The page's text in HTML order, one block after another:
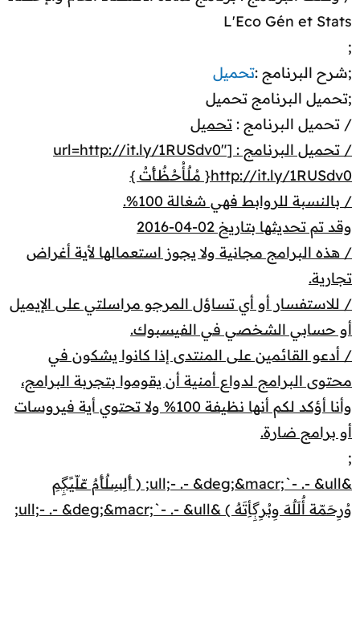
L'Eco Gén et Stats
;
;شرح البرنامج :تحميل
;تحميل البرنامج تحميل
/ تحميل البرنامج : تحميل
/ تحميل البرنامج : [url=http://it.ly/1RUSdv0"
http://it.ly/1RUSdv0{ مُـلٌأُحُـظٌـأًتُ }
/ بالنسبة للروابط فهي شغالة 100%.
وقد تم تحديثها بتاريخ 02-04-2016
/ هذه البرامج مجانية ولا يجوز استعمالها لأية أغراض
تجارية.
/ للاستفسار أو أي تساؤل المرجو مراسلتي على الإيميل
أو حسابي الشخصي في الفيسبوك.
/ أدعو القائمين على المنتدى إذا كانوا يشكون في
محتوى البرامج لدواع أمنية أن يقوموا بتجربة البرامج،
وأنا أؤكد لكم أنها نظيفة 100% ولا تحتوي أية فيروسات
أو برامج ضارة.
;
&ull;- .- &deg;&macr;`- .- &ull; ( أًلِسِلٌأًمٌ عّلّيًڳِمِ
وُرِحَمّة أٌلَلٌهَ وِبُرِڳِأِتَهٌ ) &ull;- .- &deg;&macr;`- .- &ull;